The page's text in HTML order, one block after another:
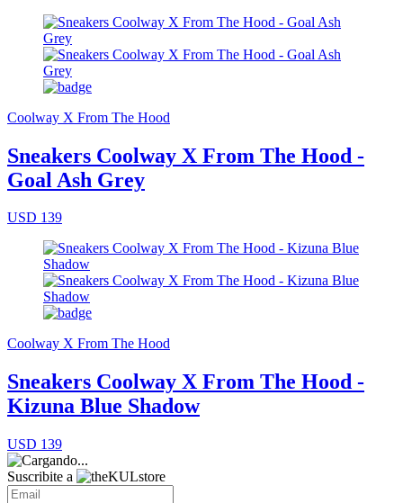
Coolway X From The Hood
Sneakers Coolway X From The Hood -
Goal Ash Grey
USD 139
Coolway X From The Hood
Sneakers Coolway X From The Hood -
Kizuna Blue Shadow
USD 139
Suscribite a